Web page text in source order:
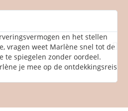
en het stellen
vragen weet Marlène snel tot de
te spiegelen zonder oordeel.
je mee op de ontdekkingsreis